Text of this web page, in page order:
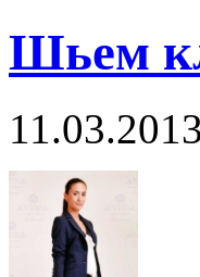
Шьем
11.03.2013